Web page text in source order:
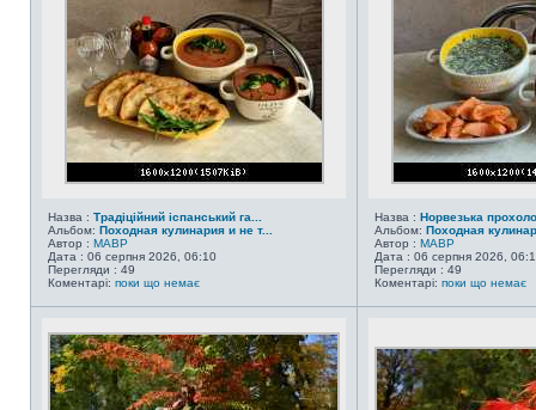
Назва : Традіційний іспанський га...
Альбом: Походная кулинария и не т...
Автор : MABP
Дата : 06 серпня 2026, 06:10
Перегляди : 49
Коментарі: поки що немає
Назва : Норвезька
Альбом: Походная
Автор : MABP
Дата : 06 серпня 2026,
Перегляди : 49
Коментарі: поки що немає